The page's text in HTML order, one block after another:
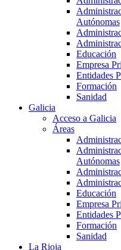
Autónomas
Educación
Empresa
Entidades
Formación
Sanidad
Galicia
Acceso a Galicia
Áreas
Autónomas
Educación
Empresa
Entidades
Formación
Sanidad
La Rioja